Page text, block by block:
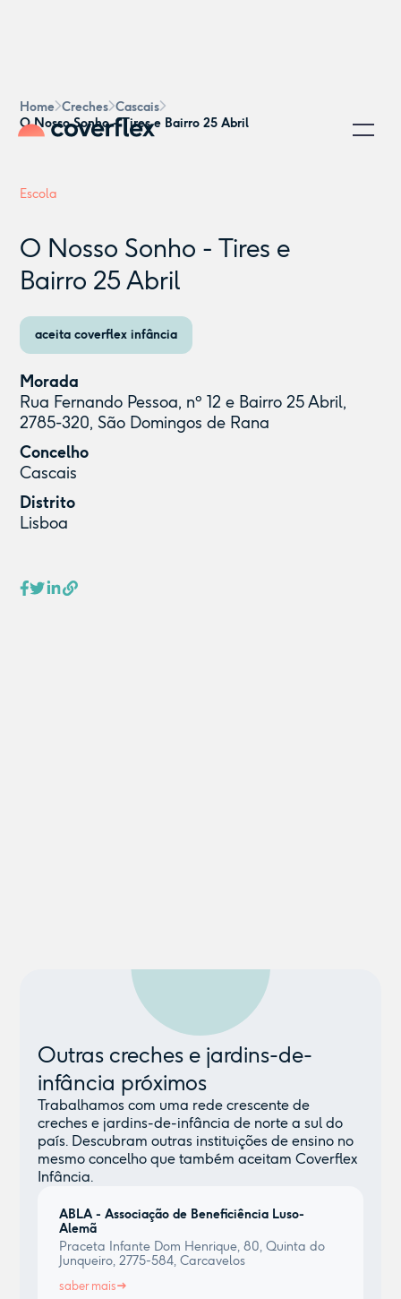
Home Creches Cascais
O Nosso Sonho - Tires e Bairro 25 Abril
Escola
O Nosso Sonho - Tires e
Bairro 25 Abril
aceita coverflex infância
Morada
Rua Fernando Pessoa, nº 12 e Bairro 25 Abril,
2785-320, São Domingos de Rana
Concelho
Cascais
Distrito
Lisboa
Outras creches e jardins-de-
infância próximos
Trabalhamos com uma rede crescente de
creches e jardins-de-infância de norte a sul do
país. Descubram outras instituições de ensino no
mesmo concelho que também aceitam Coverflex
Infância.
ABLA - Associação de Beneficiência Luso-
Alemã
Praceta Infante Dom Henrique, 80, Quinta do
Junqueiro, 2775-584, Carcavelos
saber mais